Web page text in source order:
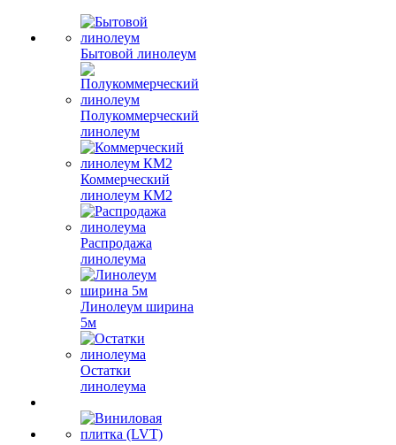
Бытовой линолеум
Полукоммерческий
линолеум
Коммерческий
линолеум КМ2
Распродажа
линолеума
Линолеум ширина
5м
Остатки
линолеума